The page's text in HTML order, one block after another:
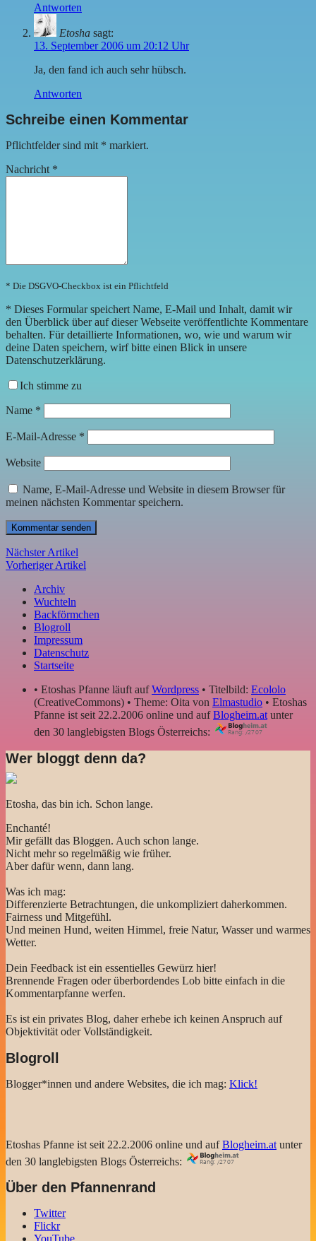
Antworten
Etosha sagt:
13. September 2006 um 20:12 Uhr
Ja, den fand ich auch sehr hübsch.
Antworten
Schreibe einen Kommentar
Pflichtfelder sind mit * markiert.
Nachricht *
* Die DSGVO-Checkbox ist ein Pflichtfeld
* Dieses Formular speichert Name, E-Mail und Inhalt, damit wir
den Überblick über auf dieser Webseite veröffentlichte Kommentare
behalten. Für detaillierte Informationen, wo, wie und warum wir
deine Daten speichern, wirf bitte einen Blick in unsere
Datenschutzerklärung.
Ich stimme zu
Name *
E-Mail-Adresse *
Website
Name, E-Mail-Adresse und Website in diesem Browser für
meinen nächsten Kommentar speichern.
Nächster Artikel
Vorheriger Artikel
Archiv
Wuchteln
Backförmchen
Blogroll
Impressum
Datenschutz
Startseite
• Etoshas Pfanne läuft aufWordpress • Titelbild: Ecololo
(CreativeCommons) • Theme: Oita von Elmastudio • Etoshas
Pfanne ist seit 22.2.2006 online und aufBlogheim.atunter
den 30 langlebigsten Blogs Österreichs:
Wer bloggt denn da?
Etosha, das bin ich. Schon lange.
Enchanté!
Mir gefällt das Bloggen. Auch schon lange.
Nicht mehr so regelmäßig wie früher.
Aber dafür wenn, dann lang.
Was ich mag:
Differenzierte Betrachtungen, die unkompliziert daherkommen.
Fairness und Mitgefühl.
Und meinen Hund, weiten Himmel, freie Natur, Wasser und warmes
Wetter.
Dein Feedback ist ein essentielles Gewürz hier!
Brennende Fragen oder überbordendes Lob bitte einfach in die
Kommentarpfanne werfen.
Es ist ein privates Blog, daher erhebe ich keinen Anspruch auf
Objektivität oder Vollständigkeit.
Blogroll
Blogger*innen und andere Websites, die ich mag: Klick!
Etoshas Pfanne ist seit 22.2.2006 online und aufBlogheim.at unter
den 30 langlebigsten Blogs Österreichs:
Über den Pfannenrand
Twitter
Flickr